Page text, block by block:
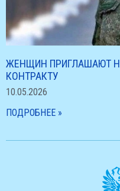
ЖЕНЩИН ПРИГЛАШАЮТ
КОНТРАКТУ
10.05.2026
ПОДРОБНЕЕ »